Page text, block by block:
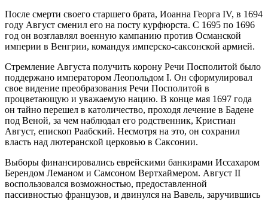
После смерти своего старшего брата, Иоанна Георга IV, в 1694
году Август сменил его на посту курфюрста. С 1695 по 1696
год он возглавлял военную кампанию против Османской
империи в Венгрии, командуя имперско-саксонской армией.
Стремление Августа получить корону Речи Посполитой было
поддержано императором Леопольдом I. Он сформулировал
свое видение преобразования Речи Посполитой в
процветающую и уважаемую нацию. В конце мая 1697 года
он тайно перешел в католичество, проходя лечение в Бадене
под Веной, за чем наблюдал его родственник, Кристиан
Август, епископ Раабский. Несмотря на это, он сохранил
власть над лютеранской церковью в Саксонии.
Выборы финансировались еврейскими банкирами Иссахаром
Берендом Леманом и Самсоном Вертхаймером. Август II
воспользовался возможностью, предоставленной
пассивностью французов, и двинулся на Вавель, заручившись